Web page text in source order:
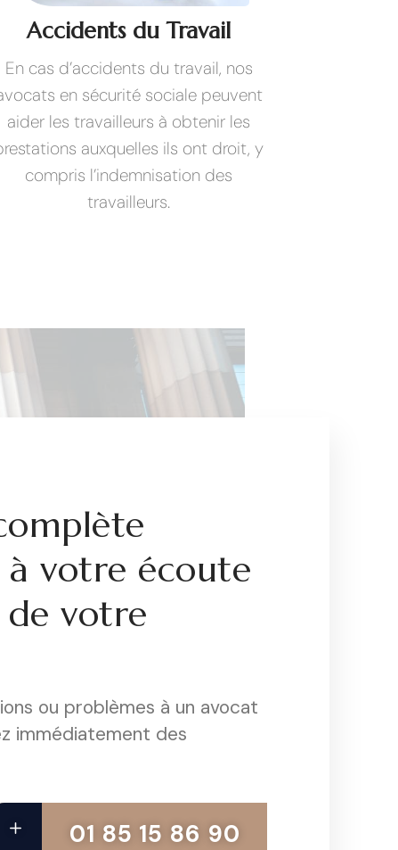
Accidents du Travail
En cas d’accidents du travail, nos
en sécurité sociale peuvent
aider les travailleurs à obtenir les
auxquelles ils ont droit, y
compris l’indemnisation des
travailleurs.
à votre écoute
votre
ou problèmes à un avocat
immédiatement des
01 85 15 86 90